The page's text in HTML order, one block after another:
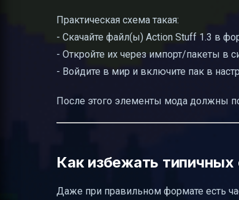
Практическая схема такая:
- Скачайте файл(ы) Action Stuff 1.3 в
- Откройте их через импорт/пакеты в
- Войдите в мир и включите пак в
После этого элементы мода должны
Как избежать
Даже при правильном формате есть